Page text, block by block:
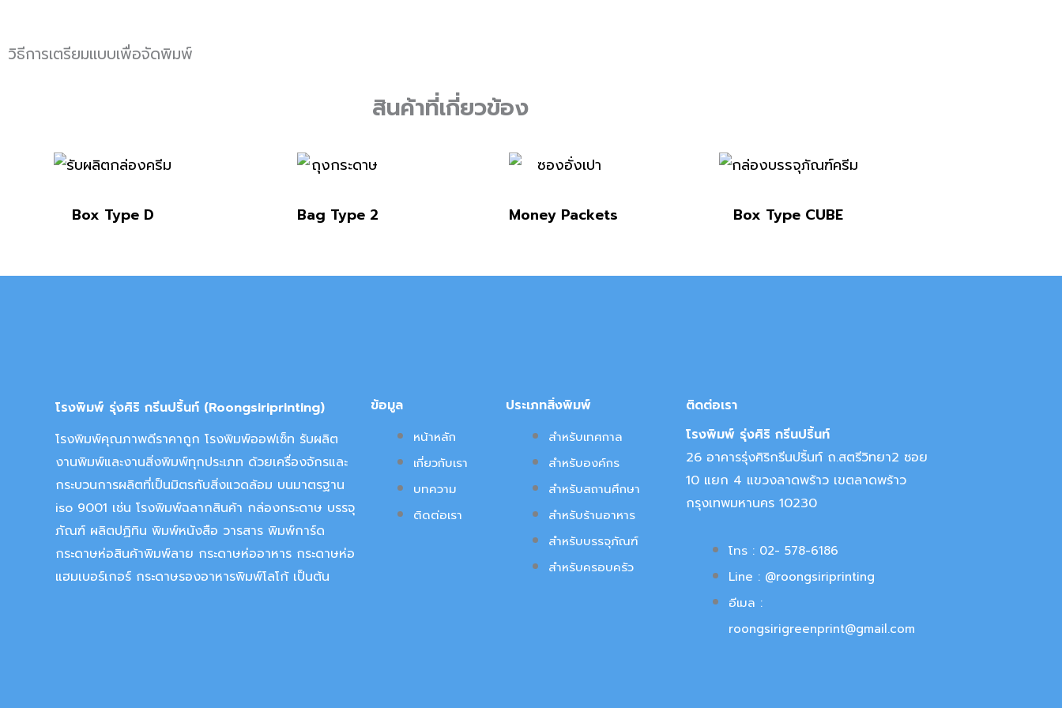
วิธีการเตรียมแบบเพื่อจัดพิมพ์
สินค้าที่เกี่ยวข้อง
Box Type D Bag Type 2 Money Packets Box Type CUBE
โรงพิมพ์ รุ่งศิริ กรีนปริ้นท์ (Roongsiriprinting)
โรงพิมพ์คุณภาพดีราคาถูก โรงพิมพ์ออฟเซ็ท รับผลิต
งานพิมพ์และงานสิ่งพิมพ์ทุกประเภท ด้วยเครื่องจักรและ
กระบวนการผลิตที่เป็นมิตรกับสิ่งแวดล้อม บนมาตรฐาน
iso 9001 เช่น โรงพิมพ์ฉลากสินค้า กล่องกระดาษ บรรจุ
ภัณฑ์ ผลิตปฏิทิน พิมพ์หนังสือ วารสาร พิมพ์การ์ด
กระดาษห่อสินค้าพิมพ์ลาย กระดาษห่ออาหาร กระดาษห่อ
แฮมเบอร์เกอร์ กระดาษรองอาหารพิมพ์โลโก้ เป็นต้น
ข้อมูล
หน้าหลัก
เกี่ยวกับเรา
บทความ
ติดต่อเรา
ประเภทสิ่งพิมพ์
สำหรับเทศกาล
สำหรับองค์กร
สำหรับสถานศึกษา
สำหรับร้านอาหาร
สำหรับบรรจุภัณฑ์
สำหรับครอบครัว
ติดต่อเรา
โรงพิมพ์ รุ่งศิริ กรีนปริ้นท์
26 อาคารรุ่งศิริกรีนปริ้นท์ ถ.สตรีวิทยา2 ซอย
10 แยก 4 แขวงลาดพร้าว เขตลาดพร้าว
กรุงเทพมหานคร 10230
โทร : 02- 578-6186
Line : @roongsiriprinting
อีเมล :
roongsirigreenprint@gmail.com